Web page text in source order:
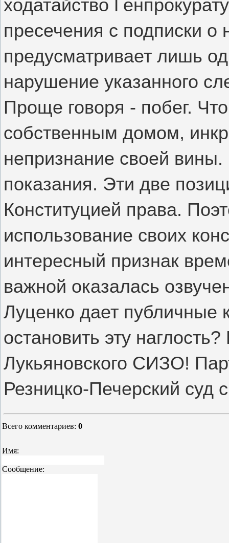
ходатайство
пресечения с подписки о
предусматривает лишь
нарушение указанного
Проще говоря - побег.
собственным домом,
непризнание своей вины.
показания. Эти две
Конституцией права.
использование своих
интересный признак
важной оказалась
Луценко дает публичные
остановить эту
Лукьяновского СИЗО!
Резницко-Печерский суд
Всего комментариев: 0
Имя:
Сообщение: